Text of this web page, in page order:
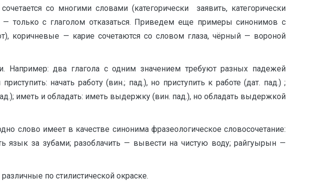
со многими словами (категорически заявить, категорически
— только с глаголом отказаться. Приведем еще примеры синонимов с
коричневые — карие сочетаются со словом глаза, чёрный — вороной
Например: два глагола с одним значением требуют разных падежей
начать работу (вин.; пад.), но приступить к работе (дат. пад.) ;
иметь и обладать: иметь выдержку (вин. пад.), но обладать выдержкой
слово имеет в качестве синонима фразеологическое словосочетание:
язык за зубами; разоблачить — вывести на чистую воду; райгуырын —
по стилистической окраске.